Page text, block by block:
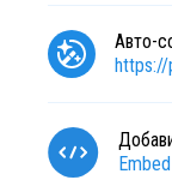
Авто-
https://